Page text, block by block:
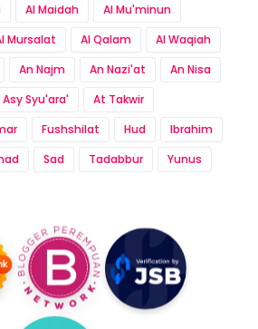
Al Maidah
Al Mu'minun
Mursalat Al Qalam
Al Waqiah
An Najm An Nazi'at
An Nisa
Asy Syu'ara'
At Takwir
Fushshilat Hud
Ibrahim
Sad Tadabbur Yunus